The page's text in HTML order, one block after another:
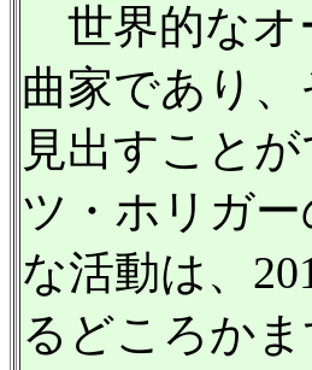
世界的なオ
曲家であり
見出すこと
ツ・ホリガ
な活動は、
るどころか